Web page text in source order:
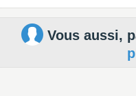
Vous aussi,